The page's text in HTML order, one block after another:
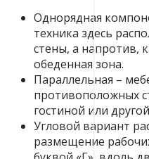
Однорядная
техника здесь
стены, а напротив,
обеденная зона.
Параллельная –
противоположных
гостиной или
Угловой вариант
размещение